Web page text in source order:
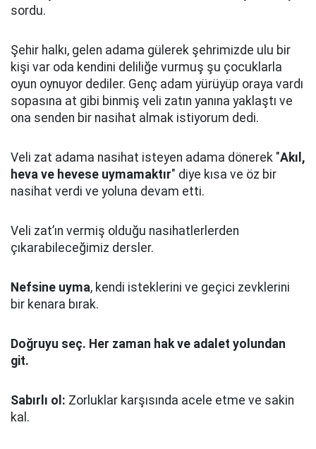
sordu.
Şehir halkı, gelen adama gülerek şehrimizde ulu bir
kişi var oda kendini deliliğe vurmuş şu çocuklarla
oyun oynuyor dediler. Genç adam yürüyüp oraya vardı
sopasına at gibi binmiş veli zatın yanına yaklaştı ve
ona senden bir nasihat almak istiyorum dedi.
Veli zat adama nasihat isteyen adama dönerek "Akıl,
heva ve hevese uymamaktır" diye kısa ve öz bir
nasihat verdi ve yoluna devam etti.
Veli zat’ın vermiş olduğu nasihatlerlerden
çıkarabileceğimiz dersler.
Nefsine uyma, kendi isteklerini ve geçici zevklerini
bir kenara bırak.
Doğruyu seç. Her zaman hak ve adalet yolundan
git.
Sabırlı ol: Zorluklar karşısında acele etme ve sakin
kal.